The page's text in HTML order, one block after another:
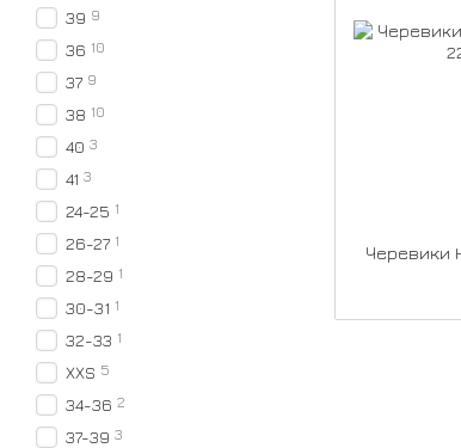
Черевики
39 9
36 10
37 9
38 10
40 3
41 3
24-25 1
26-27 1
28-29 1
30-31 1
32-33 1
XXS 5
34-36 2
37-39 3